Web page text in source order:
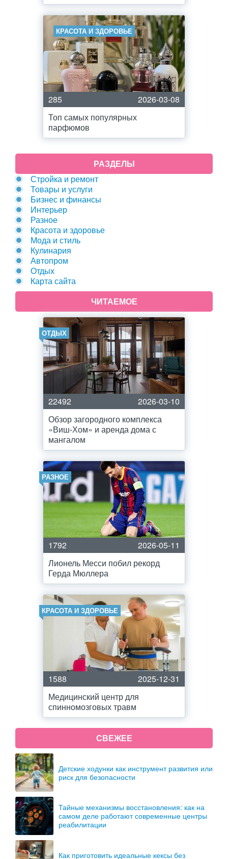
КРАСОТА И ЗДОРОВЬЕ
285
2026-03-08
Топ самых популярных
парфюмов
РАЗДЕЛЫ
Стройка и ремонт
Товары и услуги
Бизнес и финансы
Интерьер
Разное
Красота и здоровье
Мода и стиль
Кулинария
Автопром
Отдых
Карта сайта
ЧИТАЕМОЕ
ОТДЫХ
22492
2026-03-10
Обзор загородного комплекса
«Виш-Хом» и аренда дома с
мангалом
РАЗНОЕ
1792
2026-05-11
Лионель Месси побил рекорд
Герда Мюллера
КРАСОТА И ЗДОРОВЬЕ
1588
2025-12-31
Медицинский центр для
спинномозговых травм
СВЕЖЕЕ
Детские ходунки как инструмент развития или
риск для безопасности
Тайные механизмы восстановления: как на
самом деле работают современные центры
реабилитации
Как приготовить идеальные кексы без